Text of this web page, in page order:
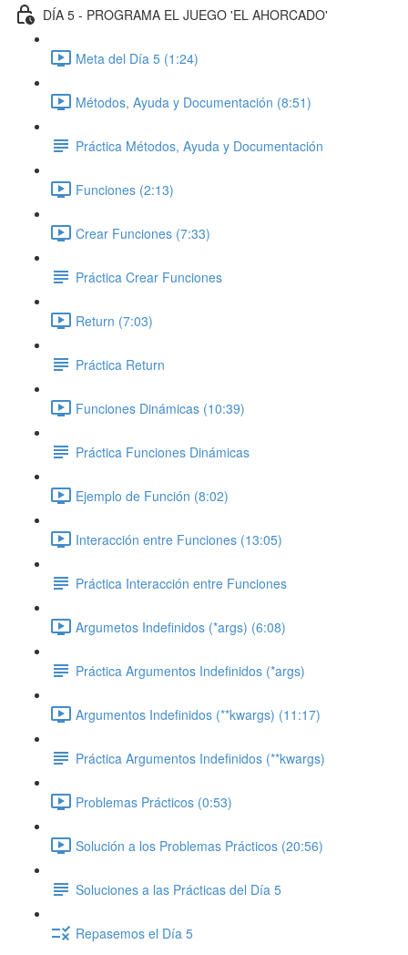
DÍA 5 - PROGRAMA EL JUEGO 'EL AHORCADO'
Meta del Día 5 (1:24)
Métodos, Ayuda y Documentación (8:51)
Práctica Métodos, Ayuda y Documentación
Funciones (2:13)
Crear Funciones (7:33)
Práctica Crear Funciones
Return (7:03)
Práctica Return
Funciones Dinámicas (10:39)
Práctica Funciones Dinámicas
Ejemplo de Función (8:02)
Interacción entre Funciones (13:05)
Práctica Interacción entre Funciones
Argumetos Indefinidos (*args) (6:08)
Práctica Argumentos Indefinidos (*args)
Argumentos Indefinidos (**kwargs) (11:17)
Práctica Argumentos Indefinidos (**kwargs)
Problemas Prácticos (0:53)
Solución a los Problemas Prácticos (20:56)
Soluciones a las Prácticas del Día 5
Repasemos el Día 5